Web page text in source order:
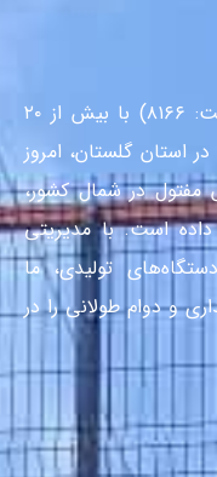
شرکت مفتول صنعت هیرکان (شماره ثبت: ۸۱۶۶) با بیش از ۲۰
استان گلستان، امروز
مفتول در شمال کشور،
است. با مدیریتی
تولیدی، ما
و دوام طولانی را در